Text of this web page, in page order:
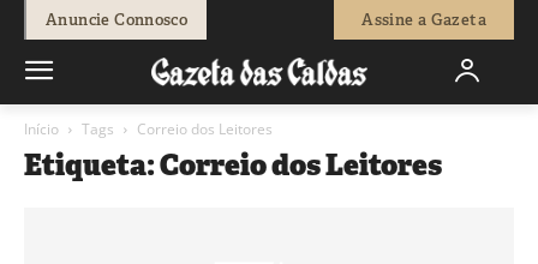
Anuncie Connosco Assine a Gazeta
Início Tags Correio dos Leitores
Etiqueta: Correio dos Leitores